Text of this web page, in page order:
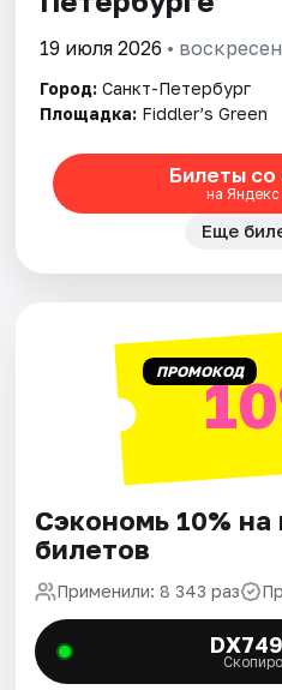
Артисты
Рейтинги
19 июля 2026 •
Город: Санкт-Петербург
Площадка: Fiddler’s Green
Билеты со
на
Еще
ПРОМОКОД
Сэкономь 10% на
билетов
Применили: 8 343 раз